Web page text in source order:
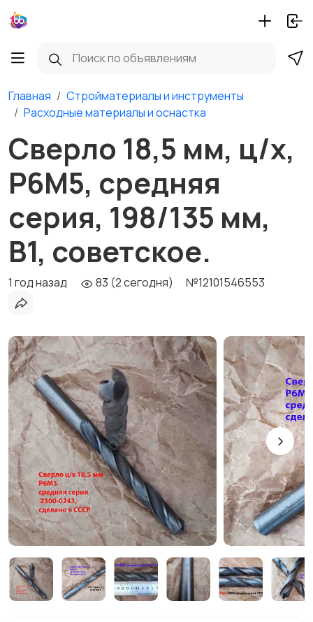
Главная
Стройматериалы и инструменты
Расходные материалы и оснастка
Сверло 18,5 мм, ц/х,
Р6М5, средняя
серия, 198/135 мм,
В1, советское.
1 год назад 83 (2 сегодня) №12101546553